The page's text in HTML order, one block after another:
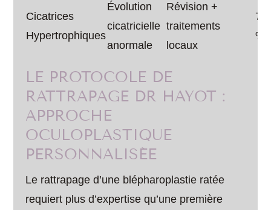
Cicatrices
Hypertrophiques
Évolution
cicatricielle
anormale
Révision +
traitements
locaux
%
LE PROTOCOLE DE
RATTRAPAGE DR HAYOT :
APPROCHE
OCULOPLASTIQUE
PERSONNALISÉE
Le rattrapage d’une blépharoplastie ratée
requiert plus d’expertise qu’une première